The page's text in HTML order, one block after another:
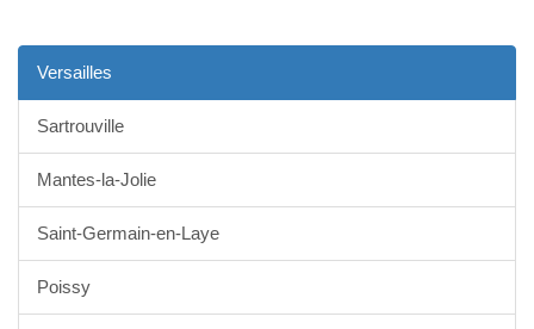
Versailles
Sartrouville
Mantes-la-Jolie
Saint-Germain-en-Laye
Poissy